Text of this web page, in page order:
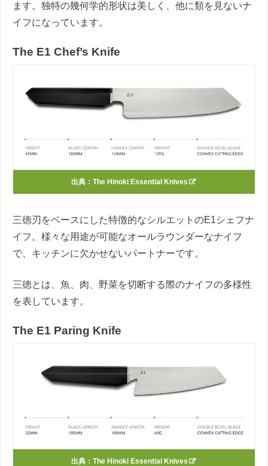
ます。独特の幾何学的形状は美しく、他に類を見ないナ
イフになっています。
The E1 Chef’s Knife
出典： The Hinoki Essential Knives
三徳刃をベースにした特徴的なシルエットのE1シェフナ
イフ。様々な用途が可能なオールラウンダーなナイフ
で、キッチンに欠かせないパートナーです。
三徳とは、魚、肉、野菜を切断する際のナイフの多様性
を表しています。
The E1 Paring Knife
出典： The Hinoki Essential Knives